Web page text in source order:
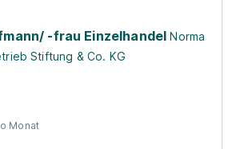
-frau Einzelhandel Norma
Stiftung & Co. KG
Monat